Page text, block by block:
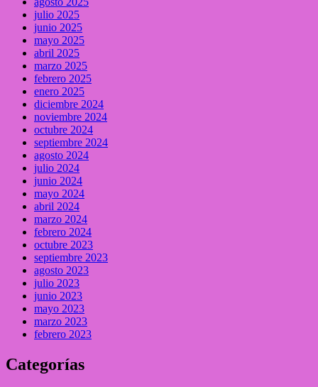
julio 2025
junio 2025
mayo 2025
abril 2025
marzo 2025
febrero 2025
enero 2025
diciembre 2024
noviembre 2024
octubre 2024
septiembre 2024
agosto 2024
julio 2024
junio 2024
mayo 2024
abril 2024
marzo 2024
febrero 2024
octubre 2023
septiembre 2023
agosto 2023
julio 2023
junio 2023
mayo 2023
marzo 2023
febrero 2023
Categorías